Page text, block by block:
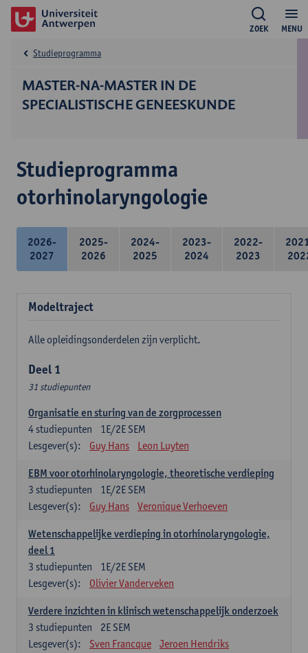
MENU
ZOEK
MASTER-NA-MASTER IN DE
SPECIALISTISCHE GENEESKUNDE
Studieprogramma
Studieprogramma
otorhinolaryngologie
2026-
2027
2025-
2026
2024-
2025
2023-
2024
2022-
2023
Modeltraject
Alle opleidingsonderdelen zijn verplicht.
Deel 1
31 studiepunten
Organisatie en sturing van de zorgprocessen
1E/2E SEM
4studiepunten
Lesgever(s):
Guy Hans Leon Luyten
EBM voor otorhinolaryngologie, theoretische verdieping
1E/2E SEM
3 studiepunten
Lesgever(s):
Guy Hans Veronique Verhoeven
Wetenschappelijke verdieping in otorhinolaryngologie,
deel 1
1E/2E SEM
3 studiepunten
Lesgever(s):
Olivier Vanderveken
Verdere inzichten in klinisch wetenschappelijk onderzoek
2E SEM
3 studiepunten
Lesgever(s):
Sven Francque
Jeroen Hendriks